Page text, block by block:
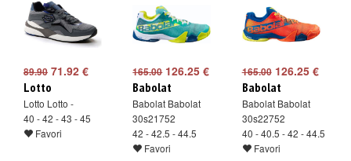
89.90 71.92 €
Lotto
Lotto Lotto -
40 - 42 - 43 - 45
Favori
165.00126.25 €
Babolat
Babolat Babolat
30s21752
42 - 42.5 - 44.5
Favori
165.00126.25 €
Babolat
Babolat Babolat
30s22752
40 - 40.5 - 42 - 44.5
Favori